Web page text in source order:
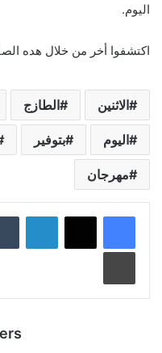
اليوم.
اكتشفوا أخر من خلال هده
الاثنين الطازج
اليوم بتوفير
مهرجان
لينكدإن